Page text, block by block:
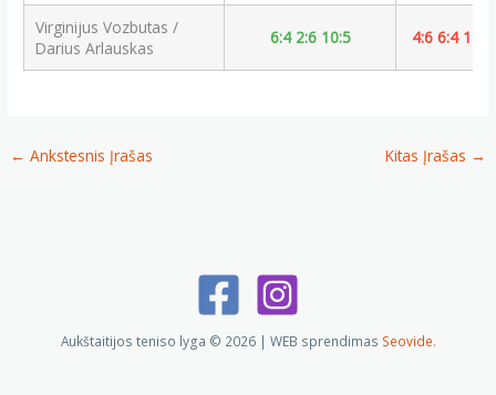
Virginijus Vozbutas /
Darius Arlauskas
6:4 2:6 10:5 4:6 6:4
← Ankstesnis Įrašas Kitas Įrašas →
Aukštaitijos teniso lyga © 2026 | WEB sprendimas Seovide.